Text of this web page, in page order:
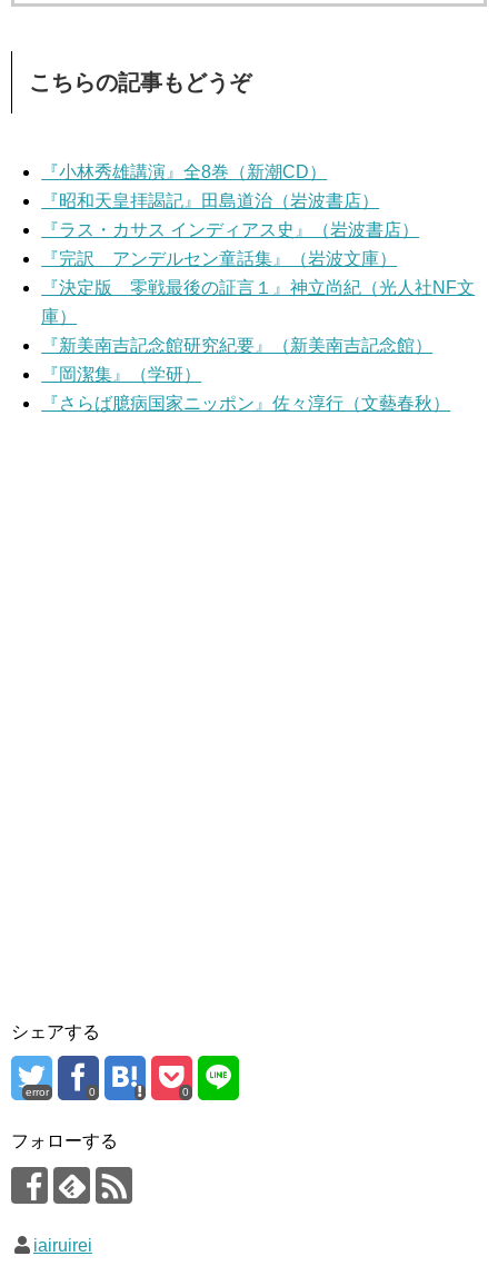
こちらの記事もどうぞ
『小林秀雄講演』全8巻（新潮CD）
『昭和天皇拝謁記』田島道治（岩波書店）
『ラス・カサス インディアス史』（岩波書店）
『完訳 アンデルセン童話集』（岩波文庫）
『決定版 零戦最後の証言１』神立尚紀（光人社NF文
庫）
『新美南吉記念館研究紀要』（新美南吉記念館）
『岡潔集』（学研）
『さらば臆病国家ニッポン』佐々淳行（文藝春秋）
シェアする
error 0 0
フォローする
iairuirei